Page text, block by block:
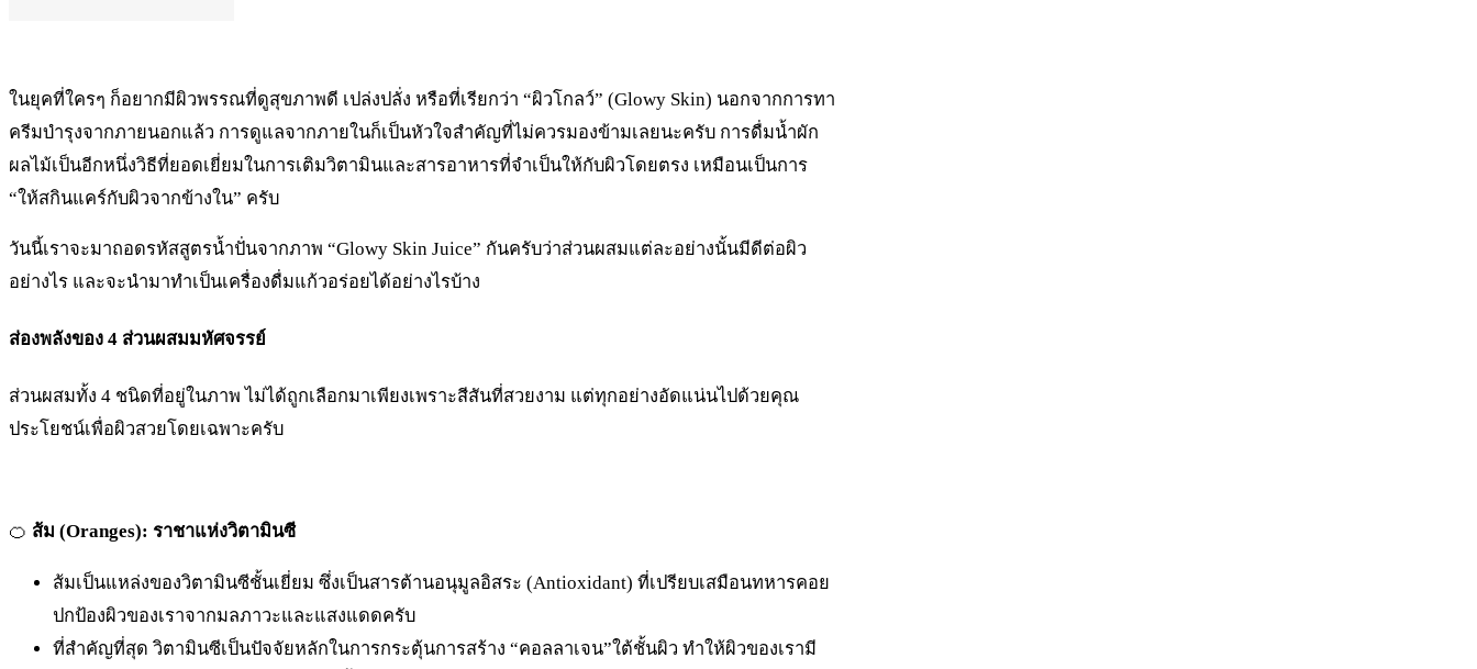
ในยุคที่ใครๆ ก็อยากมีผิวพรรณที่ดูสุขภาพดี เปล่งปลั่ง หรือที่เรียกว่า “ผิวโกลว์” (Glowy Skin) นอกจากการทา
ครีมบำรุงจากภายนอกแล้ว การดูแลจากภายในก็เป็นหัวใจสำคัญที่ไม่ควรมองข้ามเลยนะครับ การดื่มน้ำผัก
ผลไม้เป็นอีกหนึ่งวิธีที่ยอดเยี่ยมในการเติมวิตามินและสารอาหารที่จำเป็นให้กับผิวโดยตรง เหมือนเป็นการ
“ให้สกินแคร์กับผิวจากข้างใน” ครับ
วันนี้เราจะมาถอดรหัสสูตรน้ำปั่นจากภาพ “Glowy Skin Juice” กันครับว่าส่วนผสมแต่ละอย่างนั้นมีดีต่อผิว
อย่างไร และจะนำมาทำเป็นเครื่องดื่มแก้วอร่อยได้อย่างไรบ้าง
ส่องพลังของ 4 ส่วนผสมมหัศจรรย์
ส่วนผสมทั้ง 4 ชนิดที่อยู่ในภาพ ไม่ได้ถูกเลือกมาเพียงเพราะสีสันที่สวยงาม แต่ทุกอย่างอัดแน่นไปด้วยคุณ
ประโยชน์เพื่อผิวสวยโดยเฉพาะครับ
🍊 ส้ม (Oranges): ราชาแห่งวิตามินซี
ส้มเป็นแหล่งของวิตามินซีชั้นเยี่ยม ซึ่งเป็นสารต้านอนุมูลอิสระ (Antioxidant) ที่เปรียบเสมือนทหารคอย
ปกป้องผิวของเราจากมลภาวะและแสงแดดครับ
ที่สำคัญที่สุด วิตามินซีเป็นปัจจัยหลักในการกระตุ้นการสร้าง “คอลลาเจน”ใต้ชั้นผิว ทำให้ผิวของเรามี